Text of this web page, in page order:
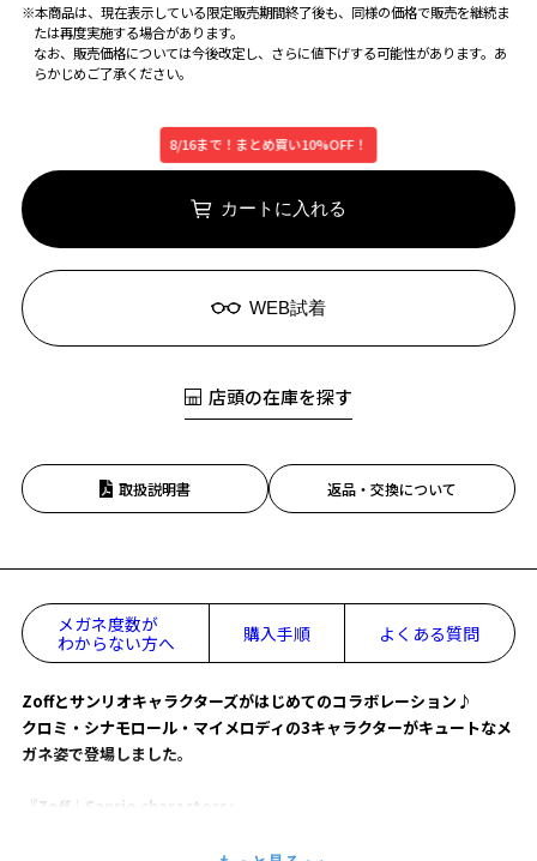
※本商品は、現在表示している限定販売期間終了後も、同様の価格で販売を継続ま
たは再度実施する場合があります。
なお、販売価格については今後改定し、さらに値下げする可能性があります。あ
らかじめご了承ください。
8/16まで！まとめ買い10%OFF！
カートに入れる
WEB試着
店頭の在庫を探す
取扱説明書 返品・交換について
メガネ度数が
わからない方へ
購入手順 よくある質問
Zoffとサンリオキャラクターズがはじめてのコラボレーション♪
クロミ・シナモロール・マイメロディの3キャラクターがキュートなメ
ガネ姿で登場しました。
『Zoff｜Sanrio characters』